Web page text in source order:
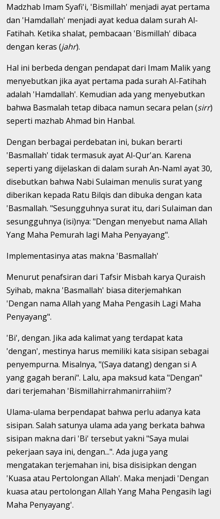
Madzhab Imam Syafi'i, 'Bismillah' menjadi ayat pertama
dan 'Hamdallah' menjadi ayat kedua dalam surah Al-
Fatihah. Ketika shalat, pembacaan 'Bismillah' dibaca
dengan keras (jahr).
Hal ini berbeda dengan pendapat dari Imam Malik yang
menyebutkan jika ayat pertama pada surah Al-Fatihah
adalah 'Hamdallah'. Kemudian ada yang menyebutkan
bahwa Basmalah tetap dibaca namun secara pelan (sirr)
seperti mazhab Ahmad bin Hanbal.
Dengan berbagai perdebatan ini, bukan berarti
'Basmallah' tidak termasuk ayat Al-Qur'an. Karena
seperti yang dijelaskan di dalam surah An-Naml ayat 30,
disebutkan bahwa Nabi Sulaiman menulis surat yang
diberikan kepada Ratu Bilqis dan dibuka dengan kata
'Basmallah. "Sesungguhnya surat itu, dari SuIaiman dan
sesungguhnya (isi)nya: "Dengan menyebut nama Allah
Yang Maha Pemurah lagi Maha Penyayang".
Implementasinya atas makna 'Basmallah'
Menurut penafsiran dari Tafsir Misbah karya Quraish
Syihab, makna 'Basmallah' biasa diterjemahkan
'Dengan nama Allah yang Maha Pengasih Lagi Maha
Penyayang".
'Bi', dengan. Jika ada kalimat yang terdapat kata
'dengan', mestinya harus memiliki kata sisipan sebagai
penyempurna. Misalnya, "(Saya datang) dengan si A
yang gagah berani". Lalu, apa maksud kata "Dengan"
dari terjemahan 'Bismillahirrahmanirrahiim'?
Ulama-ulama berpendapat bahwa perlu adanya kata
sisipan. Salah satunya ulama ada yang berkata bahwa
sisipan makna dari 'Bi' tersebut yakni "Saya mulai
pekerjaan saya ini, dengan...". Ada juga yang
mengatakan terjemahan ini, bisa disisipkan dengan
'Kuasa atau Pertolongan Allah'. Maka menjadi 'Dengan
kuasa atau pertolongan Allah Yang Maha Pengasih lagi
Maha Penyayang'.